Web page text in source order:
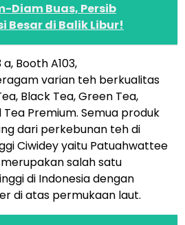
Diam Buas, Persib
Besar di Balik Libur!
Booth A103,
varian teh berkualitas
Black Tea, Green Tea,
Premium. Semua produk
dari perkebunan teh di
Ciwidey yaitu Patuahwattee
salah satu
di Indonesia dengan
di atas permukaan laut.